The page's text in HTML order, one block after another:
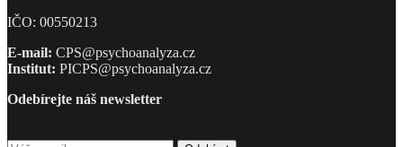
IČO: 00550213
E-mail: CPS@psychoanalyza.cz
Institut: PICPS@psychoanalyza.cz
Odebírejte náš newsletter